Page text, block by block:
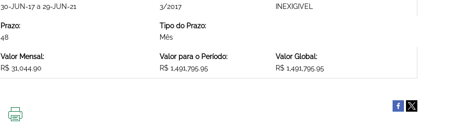
30-JUN-17 a 29-JUN-21
3/2017
INEXIGIVEL
Prazo:
48
Tipo do Prazo:
Mês
Valor Mensal:
R$ 31,044.90
Valor para o Período:
R$ 1,491,795.95
Valor Global:
R$ 1,491,795.95